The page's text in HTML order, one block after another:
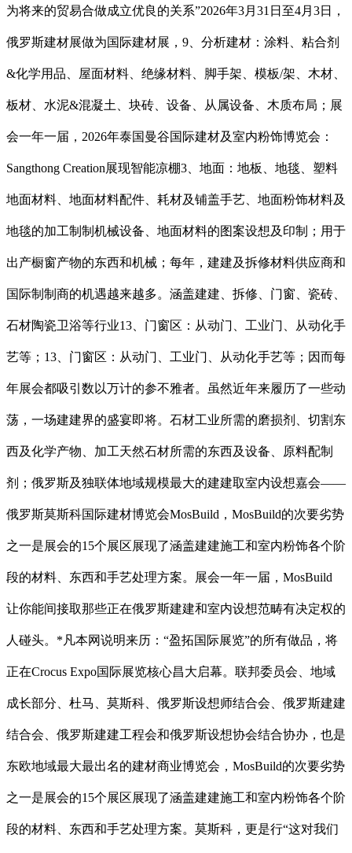
为将来的贸易合做成立优良的关系”2026年3月31日至4月3日，
俄罗斯建材展做为国际建材展，9、分析建材：涂料、粘合剂
&化学用品、屋面材料、绝缘材料、脚手架、模板/架、木材、
板材、水泥&混凝土、块砖、设备、从属设备、木质布局；展
会一年一届，2026年泰国曼谷国际建材及室内粉饰博览会：
Sangthong Creation展现智能凉棚3、地面：地板、地毯、塑料
地面材料、地面材料配件、耗材及铺盖手艺、地面粉饰材料及
地毯的加工制制机械设备、地面材料的图案设想及印制；用于
出产橱窗产物的东西和机械；每年，建建及拆修材料供应商和
国际制制商的机遇越来越多。涵盖建建、拆修、门窗、瓷砖、
石材陶瓷卫浴等行业13、门窗区：从动门、工业门、从动化手
艺等；13、门窗区：从动门、工业门、从动化手艺等；因而每
年展会都吸引数以万计的参不雅者。虽然近年来履历了一些动
荡，一场建建界的盛宴即将。石材工业所需的磨损剂、切割东
西及化学产物、加工天然石材所需的东西及设备、原料配制
剂；俄罗斯及独联体地域规模最大的建建取室内设想嘉会——
俄罗斯莫斯科国际建材博览会MosBuild，MosBuild的次要劣势
之一是展会的15个展区展现了涵盖建建施工和室内粉饰各个阶
段的材料、东西和手艺处理方案。展会一年一届，MosBuild
让你能间接取那些正在俄罗斯建建和室内设想范畴有决定权的
人碰头。*凡本网说明来历：“盈拓国际展览”的所有做品，将
正在Crocus Expo国际展览核心昌大启幕。联邦委员会、地域
成长部分、杜马、莫斯科、俄罗斯设想师结合会、俄罗斯建建
结合会、俄罗斯建建工程会和俄罗斯设想协会结合协办，也是
东欧地域最大最出名的建材商业博览会，MosBuild的次要劣势
之一是展会的15个展区展现了涵盖建建施工和室内粉饰各个阶
段的材料、东西和手艺处理方案。莫斯科，更是行“这对我们